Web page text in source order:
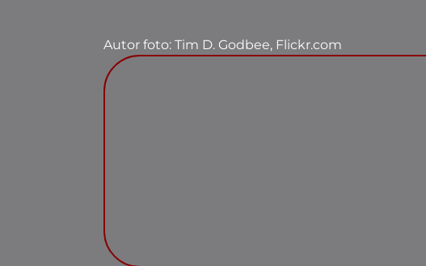
Autor foto: Tim D. Godbee, Flickr.com